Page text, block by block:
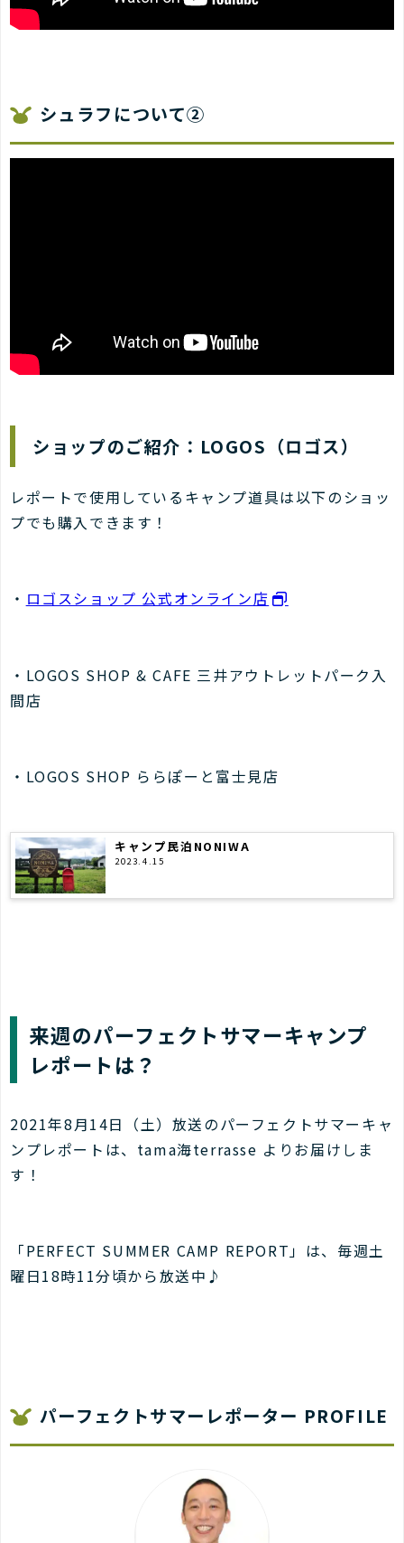
シュラフについて②
ショップのご紹介：LOGOS（ロゴス）
レポートで使用しているキャンプ道具は以下のショッ
プでも購入できます！
・ ロゴスショップ 公式オンライン店
・LOGOS SHOP & CAFE 三井アウトレットパーク入
間店
・LOGOS SHOP ららぽーと富士見店
キャンプ民泊NONIWA
2023.4.15
来週のパーフェクトサマーキャンプ
レポートは？
2021年8月14日（土）放送のパーフェクトサマーキャ
ンプレポートは、tama海terrasse よりお届けしま
す！
「PERFECT SUMMER CAMP REPORT」は、毎週土
曜日18時11分頃から放送中♪
パーフェクトサマーレポーター PROFILE